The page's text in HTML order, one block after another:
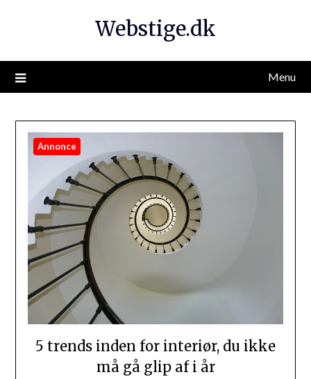
Webstige.dk
Menu
Annonce
5 trends inden for interiør, du ikke
må gå glip af i år